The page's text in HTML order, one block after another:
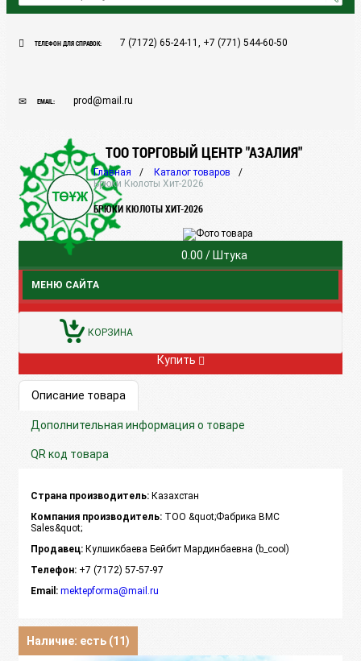
ТЕЛЕФОН ДЛЯ СПРАВОК: 7 (7172) 65-24-11, +7 (771) 544-60-50
EMAIL: prod@mail.ru
ТОО ТОРГОВЫЙ ЦЕНТР "АЗАЛИЯ"
МЕНЮ САЙТА
КОРЗИНА
Главная
Каталог товаров
Брюки Кюлоты Хит-2026
БРЮКИ КЮЛОТЫ ХИТ-2026
0.00 / Штука
Купить
Описание товара
Дополнительная информация о товаре
QR код товара
Страна производитель: Казахстан
Компания производитель: ТОО &quot;Фабрика BMC
Sales&quot;
Продавец: Кулшикбаева Бейбит Мардинбаевна (b_cool)
Телефон: +7 (7172) 57-57-97
Email: mektepforma@mail.ru
Наличие: есть (11)